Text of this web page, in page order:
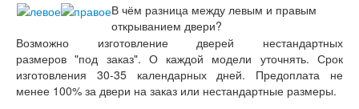
Лабиринт Сияна
Лабиринт Скайлаб
Лабиринт Скандия
Лабиринт Смартлаб
Лабиринт Соналаб
Лабиринт Термолайт
В чём разница между левым и правым
открыванием двери?
Возможно изготовление дверей нестандартных
размеров "под заказ". О каждой модели уточнять. Срок
изготовления 30-35 календарных дней. Предоплата не
менее 100% за двери на заказ или нестандартные размеры.